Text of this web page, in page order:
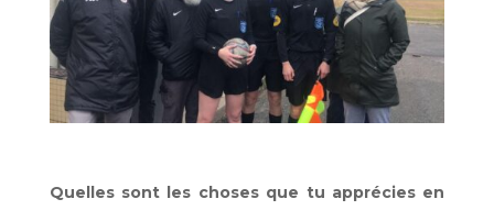
Quelles sont les choses que tu apprécies en